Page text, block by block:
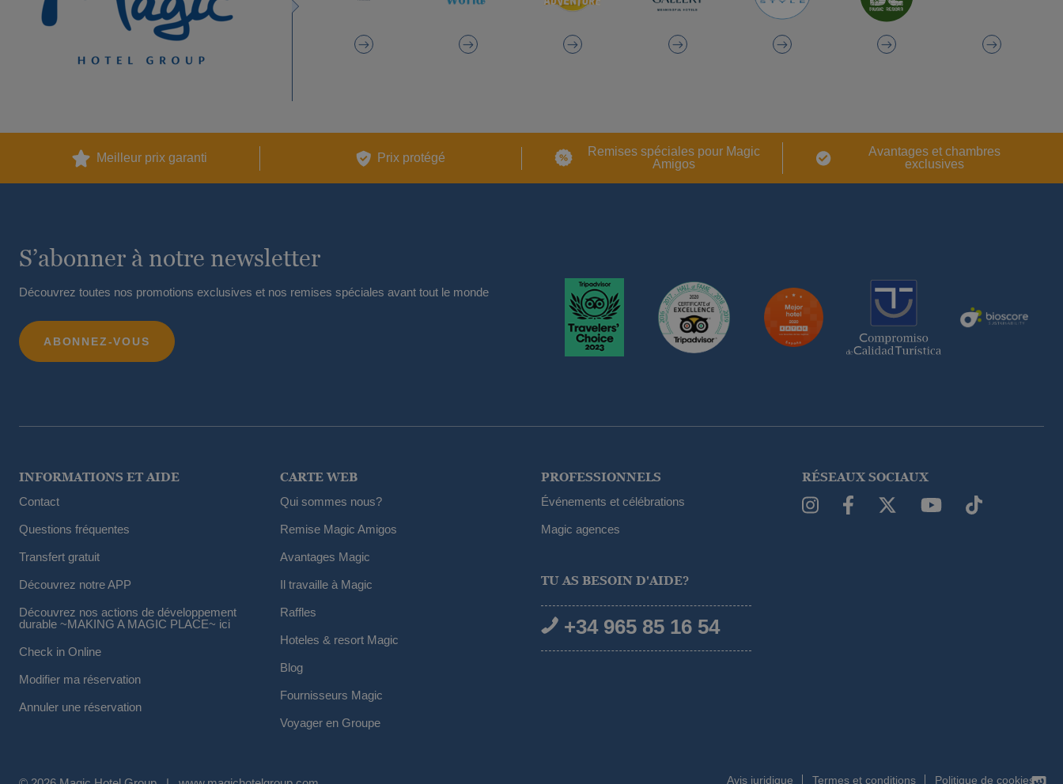
Meilleur prix garanti Prix ​​protégé
Remises spéciales pour Magic
Amigos
Avantages et chambres
exclusives
S’abonner à notre newsletter
Découvrez toutes nos promotions exclusives et nos remises spéciales avant tout le monde
INFORMATIONS ET AIDE
Contact
Questions fréquentes
Transfert gratuit
Découvrez notre APP
Découvrez nos actions de développement
durable ~MAKING A MAGIC PLACE~ ici
Check in Online
Modifier ma réservation
Annuler une réservation
CARTE WEB
Qui sommes nous?
Remise Magic Amigos
Avantages Magic
Il travaille à Magic
Raffles
Hoteles & resort Magic
Blog
Fournisseurs Magic
Voyager en Groupe
PROFESSIONNELS
Événements et célébrations
Magic agences
TU AS BESOIN D'AIDE?
+34 965 85 16 54
RÉSEAUX SOCIAUX
Avis juridique Termes et conditions Politique de cookies